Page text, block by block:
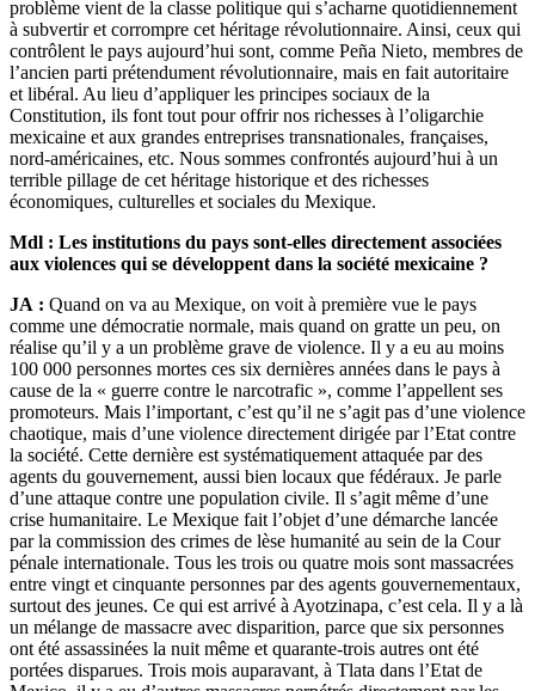
problème vient de la classe politique qui s’acharne quotidiennement
à subvertir et corrompre cet héritage révolutionnaire. Ainsi, ceux qui
contrôlent le pays aujourd’hui sont, comme Peña Nieto, membres de
l’ancien parti prétendument révolutionnaire, mais en fait autoritaire
et libéral. Au lieu d’appliquer les principes sociaux de la
Constitution, ils font tout pour offrir nos richesses à l’oligarchie
mexicaine et aux grandes entreprises transnationales, françaises,
nord-américaines, etc. Nous sommes confrontés aujourd’hui à un
terrible pillage de cet héritage historique et des richesses
économiques, culturelles et sociales du Mexique.
Mdl : Les institutions du pays sont-elles directement associées
aux violences qui se développent dans la société mexicaine ?
JA : Quand on va au Mexique, on voit à première vue le pays
comme une démocratie normale, mais quand on gratte un peu, on
réalise qu’il y a un problème grave de violence. Il y a eu au moins
100 000 personnes mortes ces six dernières années dans le pays à
cause de la « guerre contre le narcotrafic », comme l’appellent ses
promoteurs. Mais l’important, c’est qu’il ne s’agit pas d’une violence
chaotique, mais d’une violence directement dirigée par l’Etat contre
la société. Cette dernière est systématiquement attaquée par des
agents du gouvernement, aussi bien locaux que fédéraux. Je parle
d’une attaque contre une population civile. Il s’agit même d’une
crise humanitaire. Le Mexique fait l’objet d’une démarche lancée
par la commission des crimes de lèse humanité au sein de la Cour
pénale internationale. Tous les trois ou quatre mois sont massacrées
entre vingt et cinquante personnes par des agents gouvernementaux,
surtout des jeunes. Ce qui est arrivé à Ayotzinapa, c’est cela. Il y a là
un mélange de massacre avec disparition, parce que six personnes
ont été assassinées la nuit même et quarante-trois autres ont été
portées disparues. Trois mois auparavant, à Tlata dans l’Etat de